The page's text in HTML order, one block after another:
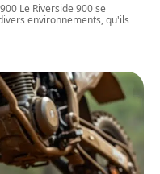
Le Riverside 900 se
environnements, qu'ils